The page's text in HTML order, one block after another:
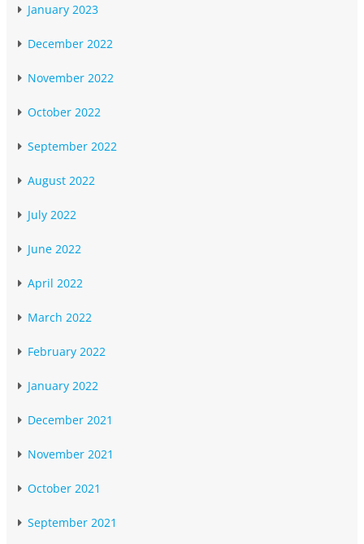
January 2023
December 2022
November 2022
October 2022
September 2022
August 2022
July 2022
June 2022
April 2022
March 2022
February 2022
January 2022
December 2021
November 2021
October 2021
September 2021